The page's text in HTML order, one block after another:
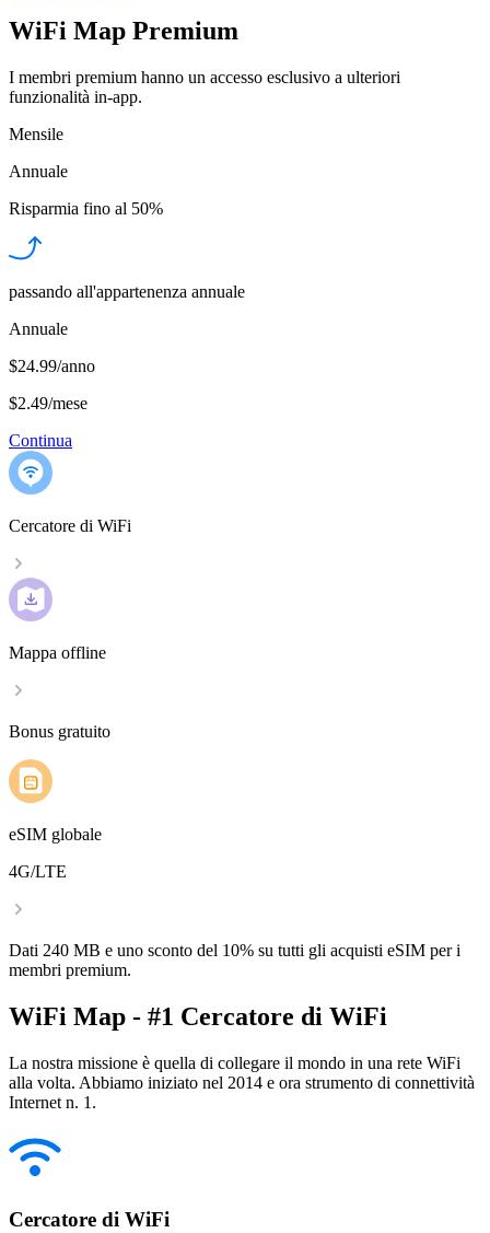
WiFi Map Premium
I membri premium hanno un accesso esclusivo a ulteriori
funzionalità in-app.
Mensile
Annuale
Risparmia fino al 50%
passando all'appartenenza annuale
Annuale
$24.99/anno
$2.49/mese
Continua
Cercatore di WiFi
Mappa offline
Bonus gratuito
eSIM globale
4G/LTE
Dati 240 MB e uno sconto del 10% su tutti gli acquisti eSIM per i
membri premium.
WiFi Map - #1 Cercatore di WiFi
La nostra missione è quella di collegare il mondo in una rete WiFi
alla volta. Abbiamo iniziato nel 2014 e ora strumento di connettività
Internet n. 1.
Cercatore di WiFi